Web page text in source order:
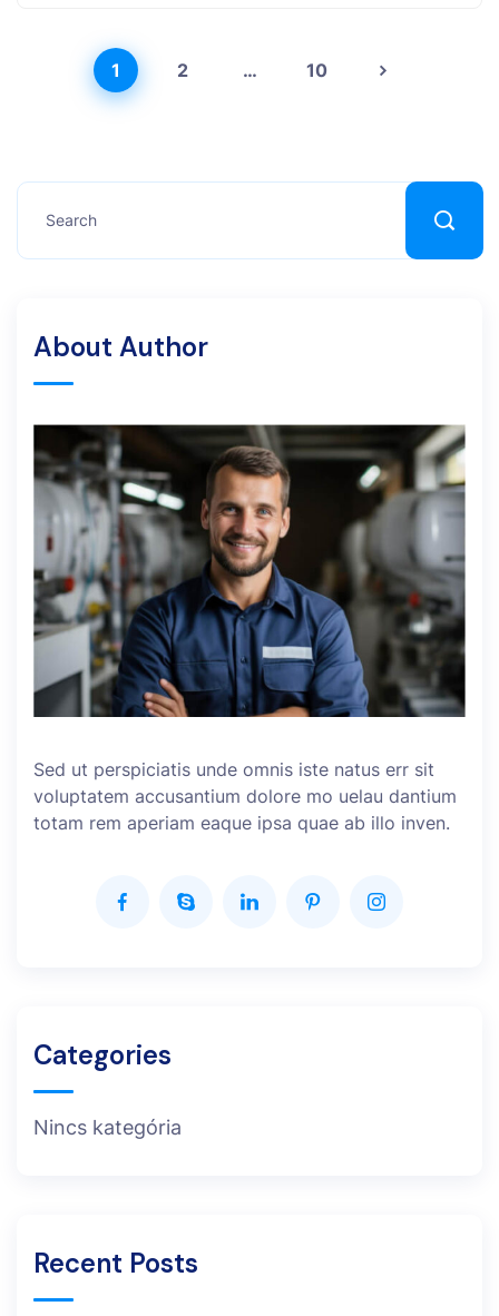
1 2 … 10
About Author
Sed ut perspiciatis unde omnis iste natus err sit
voluptatem accusantium dolore mo uelau dantium
totam rem aperiam eaque ipsa quae ab illo inven.
Categories
Nincs kategória
Recent Posts